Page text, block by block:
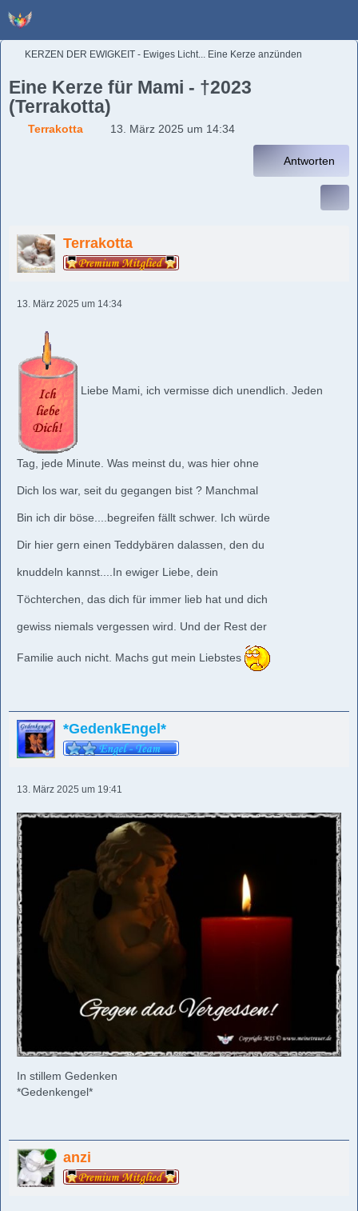
KERZEN DER EWIGKEIT - Ewiges Licht... Eine Kerze anzünden
Eine Kerze für Mami - †2023
(Terrakotta)
Terrakotta 13. März 2025 um 14:34
Antworten
Terrakotta
13. März 2025 um 14:34
Liebe Mami, ich vermisse dich unendlich. Jeden
Tag, jede Minute. Was meinst du, was hier ohne
Dich los war, seit du gegangen bist ? Manchmal
Bin ich dir böse....begreifen fällt schwer. Ich würde
Dir hier gern einen Teddybären dalassen, den du
knuddeln kannst....In ewiger Liebe, dein
Töchterchen, das dich für immer lieb hat und dich
gewiss niemals vergessen wird. Und der Rest der
Familie auch nicht. Machs gut mein Liebstes
*GedenkEngel*
13. März 2025 um 19:41
In stillem Gedenken
*Gedenkengel*
Online anzi